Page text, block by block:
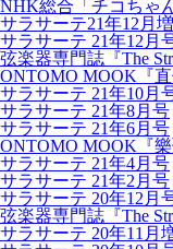
NHK総合「チコちゃ
サラサーテ21年12月
サラサーテ 21年12月
弦楽器専門誌『The
ONTOMO MOOK『
サラサーテ 21年10月
サラサーテ 21年8月号
サラサーテ 21年6月号
ONTOMO MOOK『樂
サラサーテ 21年4月号
サラサーテ 21年2月号
サラサーテ 20年12月
弦楽器専門誌『The
サラサーテ 20年11月